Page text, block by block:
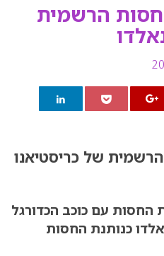
הרשמית
של כריסטיאנו
החסות עם כוכב הכדורגל
כנותנת החסות